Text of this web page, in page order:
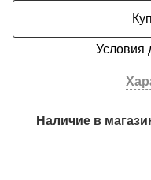
Условия
Наличие в